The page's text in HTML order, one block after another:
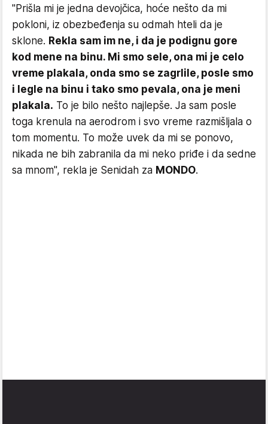
"Prišla mi je jedna devojčica, hoće nešto da mi
pokloni, iz obezbeđenja su odmah hteli da je
sklone. Rekla sam im ne, i da je podignu gore
kod mene na binu. Mi smo sele, ona mi je celo
vreme plakala, onda smo se zagrlile, posle smo
i legle na binu i tako smo pevala, ona je meni
plakala. To je bilo nešto najlepše. Ja sam posle
toga krenula na aerodrom i svo vreme razmišljala o
tom momentu. To može uvek da mi se ponovo,
nikada ne bih zabranila da mi neko priđe i da sedne
sa mnom", rekla je Senidah za MONDO.